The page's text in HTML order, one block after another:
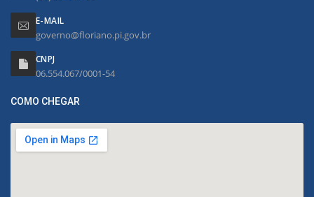
E-MAIL
governo@floriano.pi.gov.br
CNPJ
06.554.067/0001-54
COMO CHEGAR